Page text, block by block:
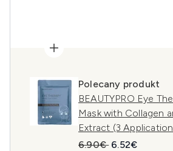
Polecany produkt
BEAUTYPRO Eye
Mask with Collagen
Extract (3
Sugerowana cena
6.90€ Aktualna cena:
6.52€